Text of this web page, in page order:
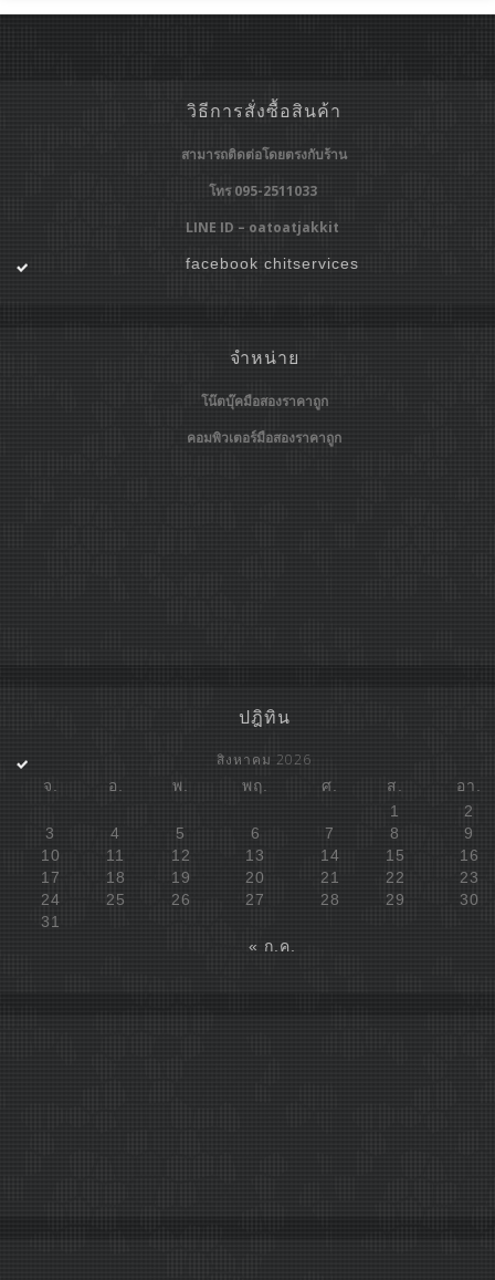
วิธีการสั่งซื้อสินค้า
สามารถติดต่อโดยตรงกับร้าน
โทร 095-2511033
LINE ID – oatoatjakkit
facebook chitservices
จำหน่าย
โน๊ตบุ๊คมือสองราคาถูก
คอมพิวเตอร์มือสองราคาถูก
ปฎิทิน
สิงหาคม 2026
จ. อ. พ. พฤ. ศ. ส.
อา.
1
2
3
4 5 6 7 8
9
10
11 12 13 14 15
16
17
18 19 20 21 22
23
24
25 26 27 28 29
30
31
« ก.ค.